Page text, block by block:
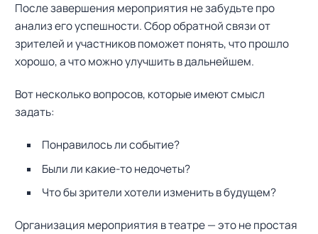
После завершения мероприятия не забудьте про
анализ его успешности. Сбор обратной связи от
зрителей и участников поможет понять, что прошло
хорошо, а что можно улучшить в дальнейшем.
Вот несколько вопросов, которые имеют смысл
задать:
Понравилось ли событие?
Были ли какие-то недочеты?
Что бы зрители хотели изменить в будущем?
Организация мероприятия в театре — это не простая
т
и